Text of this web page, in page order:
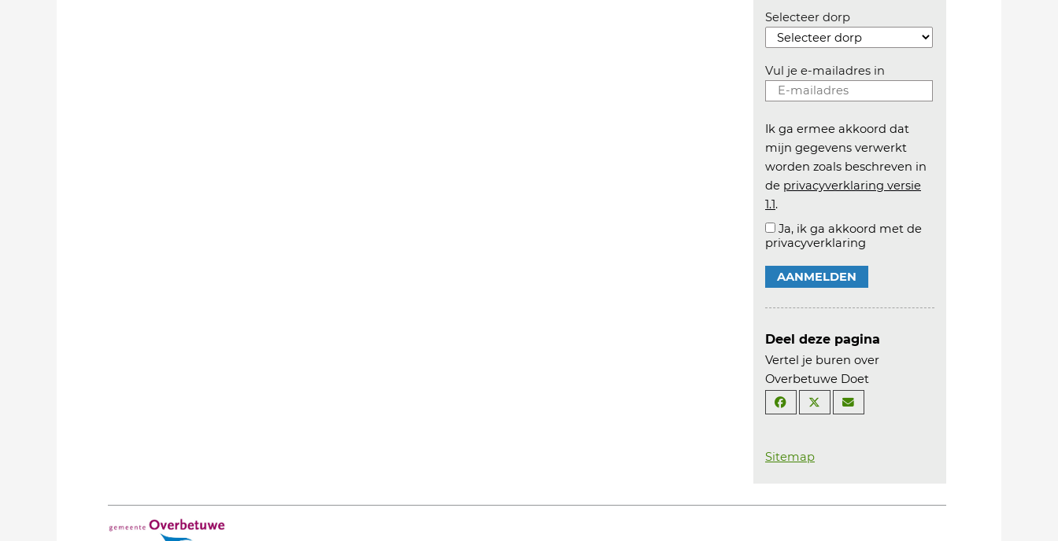
Selecteer dorp
Vul je e-mailadres in
Ik ga ermee akkoord dat
mijn gegevens verwerkt
worden zoals beschreven in
de privacyverklaring versie
1.1.
Ja, ik ga akkoord met de
privacyverklaring
AANMELDEN
Deel deze pagina
Vertel je buren over
Overbetuwe Doet
Sitemap